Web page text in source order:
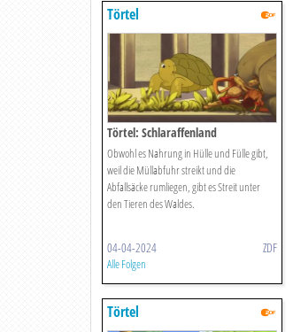
Törtel
Törtel: Schlaraffenland
Obwohl es Nahrung in Hülle und Fülle gibt,
weil die Müllabfuhr streikt und die
Abfallsäcke rumliegen, gibt es Streit unter
den Tieren des Waldes.
04-04-2024 ZDF
Alle Folgen
Törtel